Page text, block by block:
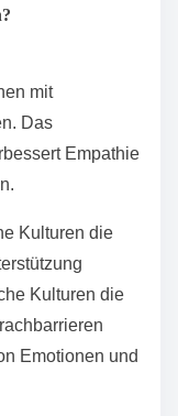
mit
Das
Empathie
Kulturen die
Kulturen die
Emotionen und